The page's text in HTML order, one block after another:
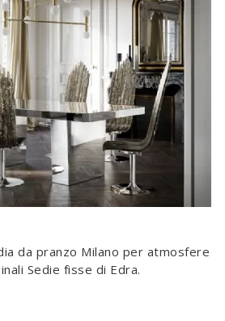
da pranzo Milano per atmosfere
Sedie fisse di Edra.